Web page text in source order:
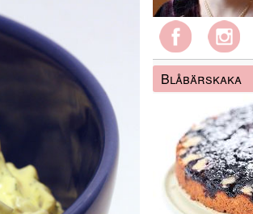
Blåbärskaka